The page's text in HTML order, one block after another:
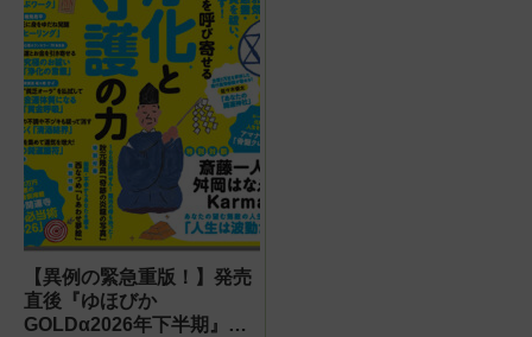
【異例の緊急重版！】発売
直後『ゆほびか
GOLDα2026年下半期』が